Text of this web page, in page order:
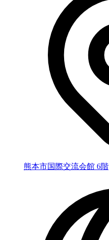
熊本市国際交流会館 6階